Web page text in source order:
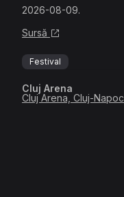
2026-08-09.
Sursă
Festival
Cluj Arena
Cluj Arena, Cluj-